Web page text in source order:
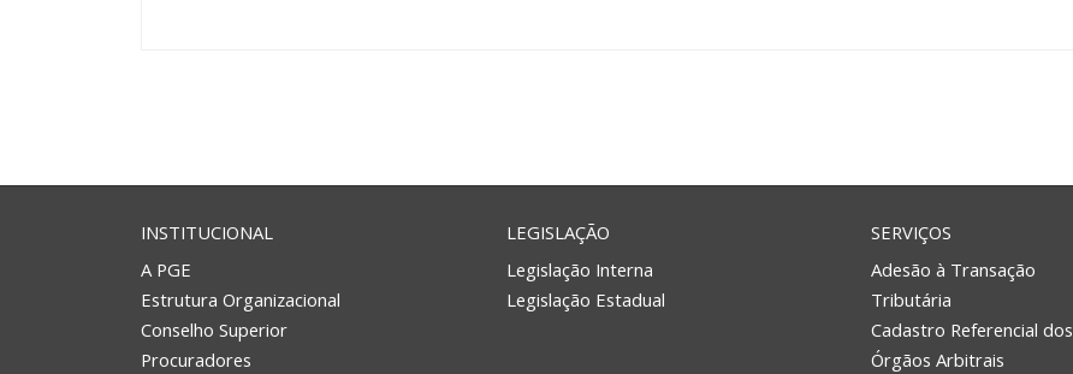
INSTITUCIONAL
A PGE
Estrutura Organizacional
Conselho Superior
Procuradores
LEGISLAÇÃO
Legislação Interna
Legislação Estadual
SERVIÇOS
Adesão à Transação
Tributária
Cadastro Referencial dos
Órgãos Arbitrais